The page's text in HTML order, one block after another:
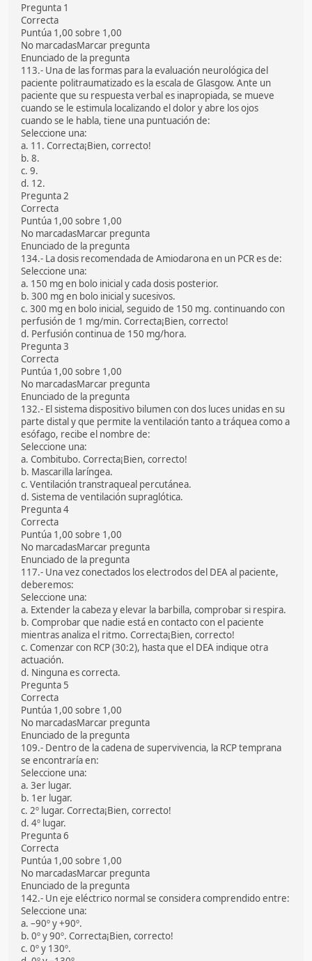
Pregunta 1
Correcta
Puntúa 1,00 sobre 1,00
No marcadasMarcar pregunta
Enunciado de la pregunta
113.- Una de las formas para la evaluación neurológica del
paciente politraumatizado es la escala de Glasgow. Ante un
paciente que su respuesta verbal es inapropiada, se mueve
cuando se le estimula localizando el dolor y abre los ojos
cuando se le habla, tiene una puntuación de:
Seleccione una:
a. 11. Correcta¡Bien, correcto!
b. 8.
c. 9.
d. 12.
Pregunta 2
Correcta
Puntúa 1,00 sobre 1,00
No marcadasMarcar pregunta
Enunciado de la pregunta
134.- La dosis recomendada de Amiodarona en un PCR es de:
Seleccione una:
a. 150 mg en bolo inicial y cada dosis posterior.
b. 300 mg en bolo inicial y sucesivos.
c. 300 mg en bolo inicial, seguido de 150 mg. continuando con
perfusión de 1 mg/min. Correcta¡Bien, correcto!
d. Perfusión continua de 150 mg/hora.
Pregunta 3
Correcta
Puntúa 1,00 sobre 1,00
No marcadasMarcar pregunta
Enunciado de la pregunta
132.- El sistema dispositivo bilumen con dos luces unidas en su
parte distal y que permite la ventilación tanto a tráquea como a
esófago, recibe el nombre de:
Seleccione una:
a. Combitubo. Correcta¡Bien, correcto!
b. Mascarilla laríngea.
c. Ventilación transtraqueal percutánea.
d. Sistema de ventilación supraglótica.
Pregunta 4
Correcta
Puntúa 1,00 sobre 1,00
No marcadasMarcar pregunta
Enunciado de la pregunta
117.- Una vez conectados los electrodos del DEA al paciente,
deberemos:
Seleccione una:
a. Extender la cabeza y elevar la barbilla, comprobar si respira.
b. Comprobar que nadie está en contacto con el paciente
mientras analiza el ritmo. Correcta¡Bien, correcto!
c. Comenzar con RCP (30:2), hasta que el DEA indique otra
actuación.
d. Ninguna es correcta.
Pregunta 5
Correcta
Puntúa 1,00 sobre 1,00
No marcadasMarcar pregunta
Enunciado de la pregunta
109.- Dentro de la cadena de supervivencia, la RCP temprana
se encontraría en:
Seleccione una:
a. 3er lugar.
b. 1er lugar.
c. 2º lugar. Correcta¡Bien, correcto!
d. 4º lugar.
Pregunta 6
Correcta
Puntúa 1,00 sobre 1,00
No marcadasMarcar pregunta
Enunciado de la pregunta
142.- Un eje eléctrico normal se considera comprendido entre:
Seleccione una:
a. –90º y +90º.
b. 0º y 90º. Correcta¡Bien, correcto!
c. 0º y 130º.